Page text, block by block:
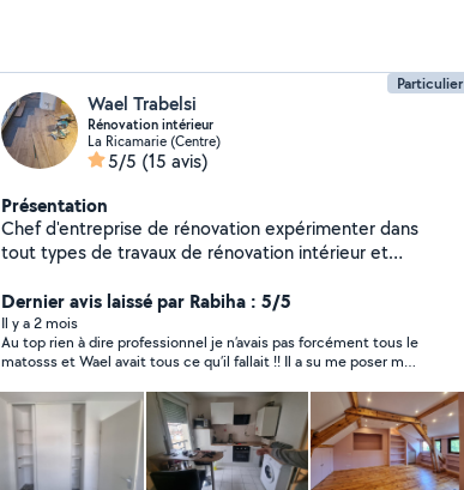
Particulier
Wael Trabelsi
Rénovation intérieur
La Ricamarie (Centre)
5/5 (15 avis)
Présentation
Chef d'entreprise de rénovation expérimenter dans
tout types de travaux de rénovation intérieur et
plâtre ainsi la rénovation du parquet et travaux de
nettoyage et création des placards sur mesure.
N'hésitez pas a nous contacter .
Dernier avis laissé par Rabiha : 5/5
Il y a 2 mois
Au top rien à dire professionnel je n’avais pas forcément tous le
matosss et Wael avait tous ce qu’il fallait !! Il a su me poser mes
de bain sans soucis en deux temps trois mouvements Je vous
le recommande les yeux fermés pour vos interventions de plus
niveau rapport qualité prix 🥇